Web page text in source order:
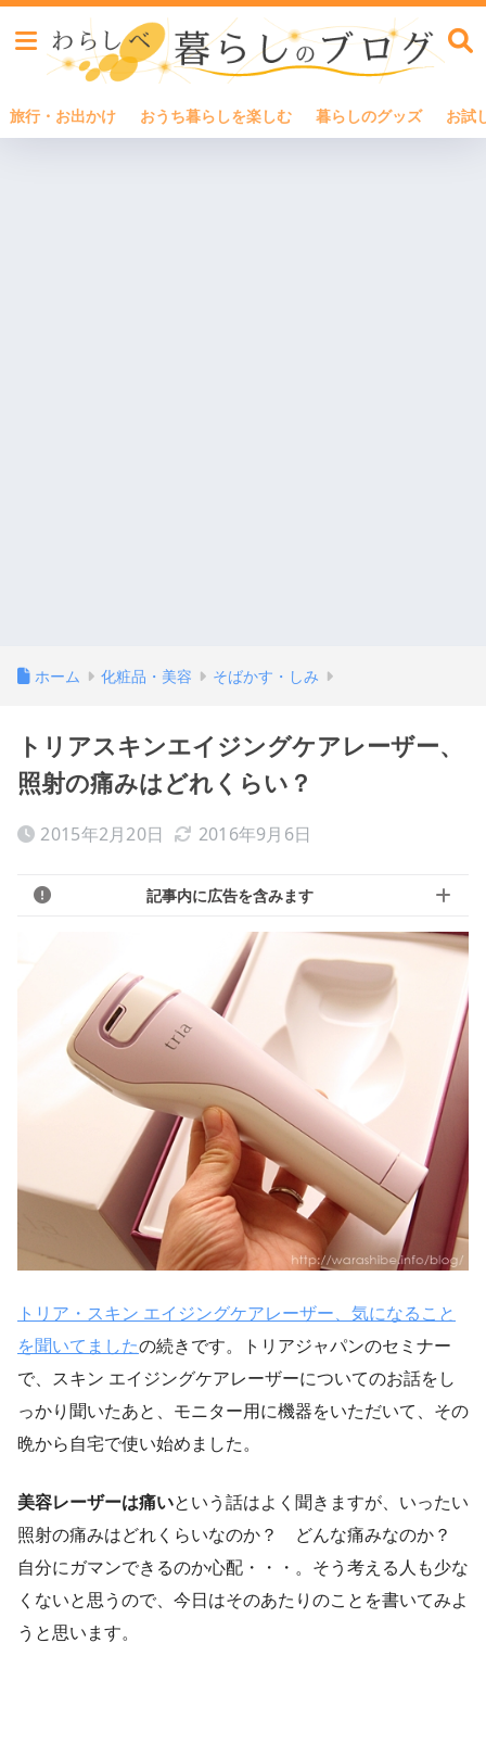
旅行・お出かけ おうち暮らしを楽しむ 暮らしのグッズ お試
ホーム 化粧品・美容 そばかす・しみ
トリアスキンエイジングケアレーザー、
照射の痛みはどれくらい？
2015年2月20日 2016年9月6日
記事内に広告を含みます
トリア・スキン エイジングケアレーザー、気になること
を聞いてましたの続きです。トリアジャパンのセミナー
で、スキン エイジングケアレーザーについてのお話をし
っかり聞いたあと、モニター用に機器をいただいて、その
晩から自宅で使い始めました。
美容レーザーは痛いという話はよく聞きますが、いったい
照射の痛みはどれくらいなのか？ どんな痛みなのか？
自分にガマンできるのか心配・・・。そう考える人も少な
くないと思うので、今日はそのあたりのことを書いてみよ
うと思います。